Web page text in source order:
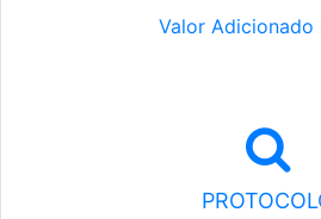
Valor Adicionado